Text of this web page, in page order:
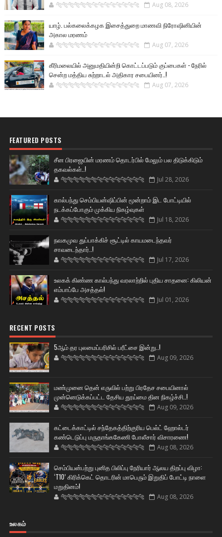
🐅🐅🐅🐅🐅🐅🐆🐆🐆🐆🐆🐆🐆🐆 Aug 08, 2026
யாழ். பல்கலைக்கழக இசைத்துறை மாணவி நிரோஷினியின்
அகால மரணம்
🐅🐅🐅🐅🐅🐅🐆🐆🐆🐆🐆🐆🐆🐆 Aug 07, 2026
கீரிமலையில் அனுமதியின்றி கொட்டப்படும் குப்பைகள் - நேரில்
சென்ற மத்திய சுற்றாடல் அதிகார சபையினர்..!
🐅🐅🐅🐅🐅🐅🐆🐆🐆🐆🐆🐆🐆🐆 Aug 07, 2026
FEATURED POSTS
சீன பிரஜையின் மரணம் தொடர்பில் மேலும் பல திடுக்கிடும்
தகவல்கள்..!
🐅🐅🐅🐅🐅🐅🐆🐆🐆🐆🐆🐆🐆🐆 Jul 28, 2026
கால்பந்து செம்பியன்ஷிப்பின் மூன்றாம் இட போட்டியில்
நடக்கப்போகும் முக்கிய நிகழ்வுகள்
🐅🐅🐅🐅🐅🐅🐆🐆🐆🐆🐆🐆🐆🐆 Jul 18, 2026
நவகமுவ துப்பாக்கிச் சூட்டில் காயமடைந்தவர்
சாவடைந்தார்..!
🐅🐅🐅🐅🐅🐅🐆🐆🐆🐆🐆🐆🐆🐆 Jul 17, 2026
உலகக் கிண்ண கால்பந்து வரலாற்றில் புதிய சாதனை: கிலியன்
எம்பாப்பே அசத்தல்!
🐅🐅🐅🐅🐅🐅🐆🐆🐆🐆🐆🐆🐆🐆 Jul 01, 2026
RECENT POSTS
5ஆம் தர புலமைப்பரிசில் பரீட்சை இன்று..!
🐅🐅🐅🐅🐅🐅🐆🐆🐆🐆🐆🐆🐆🐆 Aug 09, 2026
மண்முனை தென் எருவில் பற்று பிரதேச சபையினால்
முன்னெடுக்கப்பட்ட தேசிய தூய்மை தின நிகழ்ச்சி..!
🐅🐅🐅🐅🐅🐅🐆🐆🐆🐆🐆🐆🐆🐆 Aug 09, 2026
கட்டைக்காட்டில் சந்தேகத்திற்குரிய பெல்ட் ஹோல்டர்
கண்டெடுப்பு மருதாங்ககேணி போலீசார் விசாரணை!
🐅🐅🐅🐅🐅🐅🐆🐆🐆🐆🐆🐆🐆🐆 Aug 08, 2026
செம்பியன்பற்று புனித பிலிப்பு நேரியார் ஆலய திறப்பு விழா:
‘T10’ கிரிக்கெட் தொடரின் மாபெரும் இறுதிப் போட்டி நாளை
மறுதினம்!
🐅🐅🐅🐅🐅🐅🐆🐆🐆🐆🐆🐆🐆🐆 Aug 08, 2026
உலகம்